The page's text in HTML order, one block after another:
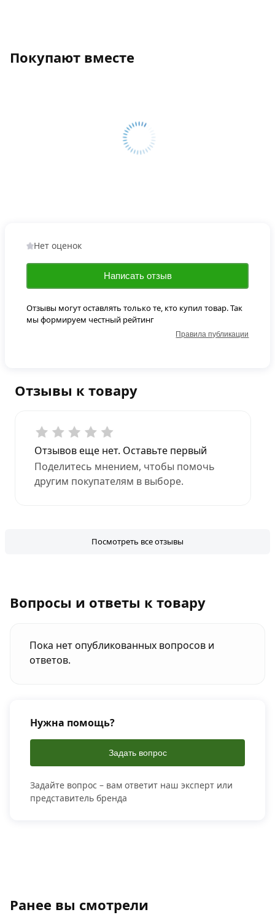
Покупают вместе
Отзывы к товару
Отзывов еще нет. Оставьте первый
Поделитесь мнением, чтобы помочь
другим покупателям в выборе.
Посмотреть все отзывы
Нет оценок
Написать отзыв
Отзывы могут оставлять только те, кто купил товар. Так
мы формируем честный рейтинг
Правила публикации
Вопросы и ответы к товару
Пока нет опубликованных вопросов и
ответов.
Нужна помощь?
Задать вопрос
Задайте вопрос – вам ответит наш эксперт или
представитель бренда
Ранее вы смотрели